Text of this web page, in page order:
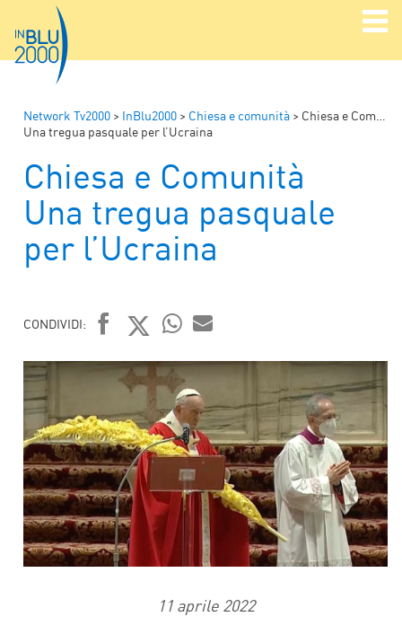
Network Tv2000 > InBlu2000 > Chiesa e comunità > Chiesa e Comunità
Una tregua pasquale per l’Ucraina
Chiesa e Comunità
Una tregua pasquale
per l’Ucraina
CONDIVIDI:
FACEBOOK
TWITTER
WHATSAPP
MAIL
11 aprile 2022